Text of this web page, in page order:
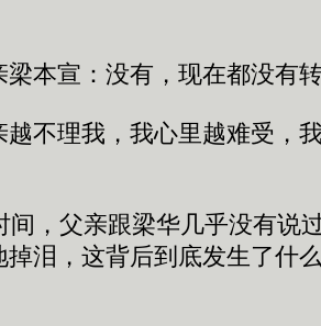
宣：没有，现在都没有
理我，我心里越难受，
，父亲跟梁华几乎没有说
掉泪，这背后到底发生了什